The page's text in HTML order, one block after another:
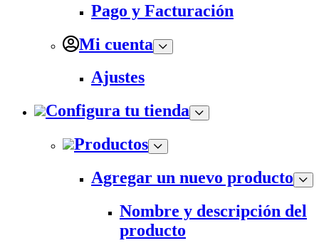
Pago y Facturación
Mi cuenta
Ajustes
Configura tu tienda
Productos
Agregar un nuevo producto
Nombre y descripción del
producto